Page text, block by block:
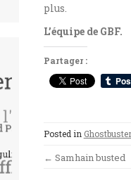
plus.
L’équipe de GBF.
Partager :
Posted in
Post
← Samhain busted